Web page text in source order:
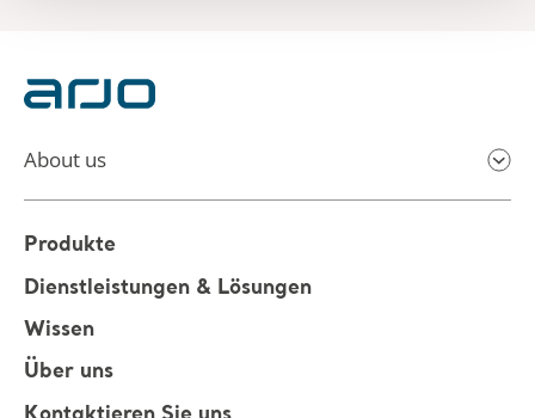
About us
Produkte
Dienstleistungen & Lösungen
Wissen
Über uns